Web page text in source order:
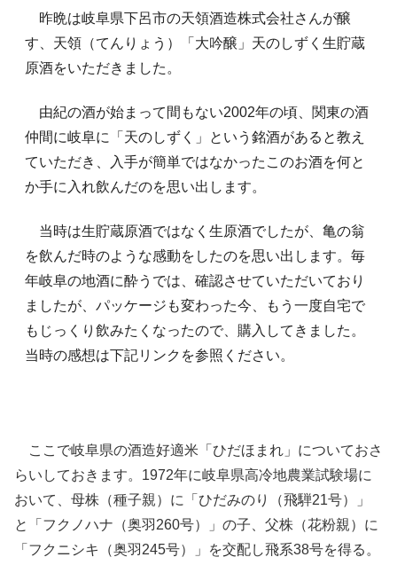
昨晩は岐阜県下呂市の天領酒造株式会社さんが醸
す、天領（てんりょう）「大吟醸」天のしずく生貯蔵
原酒をいただきました。
由紀の酒が始まって間もない2002年の頃、関東の酒
仲間に岐阜に「天のしずく」という銘酒があると教え
ていただき、入手が簡単ではなかったこのお酒を何と
か手に入れ飲んだのを思い出します。
当時は生貯蔵原酒ではなく生原酒でしたが、亀の翁
を飲んだ時のような感動をしたのを思い出します。毎
年岐阜の地酒に酔うでは、確認させていただいており
ましたが、パッケージも変わった今、もう一度自宅で
もじっくり飲みたくなったので、購入してきました。
当時の感想は下記リンクを参照ください。
ここで岐阜県の酒造好適米「ひだほまれ」についておさ
らいしておきます。1972年に岐阜県高冷地農業試験場に
おいて、母株（種子親）に「ひだみのり（飛騨21号）」
と「フクノハナ（奥羽260号）」の子、父株（花粉親）に
「フクニシキ（奥羽245号）」を交配し飛系38号を得る。